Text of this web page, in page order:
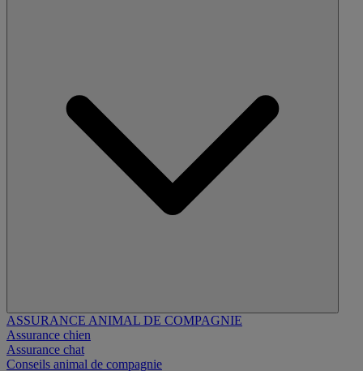
ASSURANCE ANIMAL DE COMPAGNIE
Assurance chien
Assurance chat
Conseils animal de compagnie